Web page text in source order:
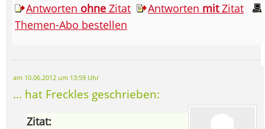
Antworten ohne Zitat Antworten mitZitat
Themen-Abo bestellen
am 10.06.2012 um 13:59 Uhr
... hat Freckles geschrieben:
Zitat: